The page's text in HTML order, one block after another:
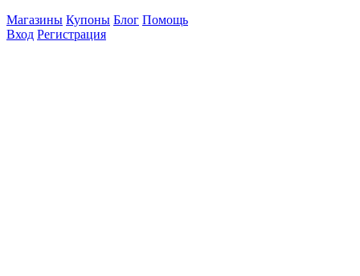
Магазины Купоны Блог Помощь
Вход Регистрация